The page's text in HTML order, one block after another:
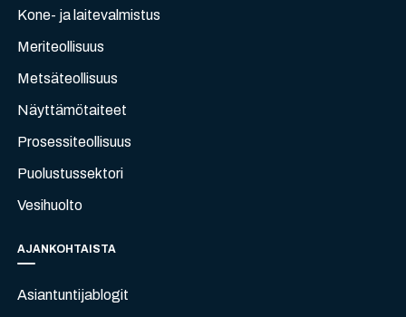
Kone- ja laitevalmistus
Meriteollisuus
Metsäteollisuus
Näyttämötaiteet
Prosessiteollisuus
Puolustussektori
Vesihuolto
AJANKOHTAISTA
Asiantuntijablogit